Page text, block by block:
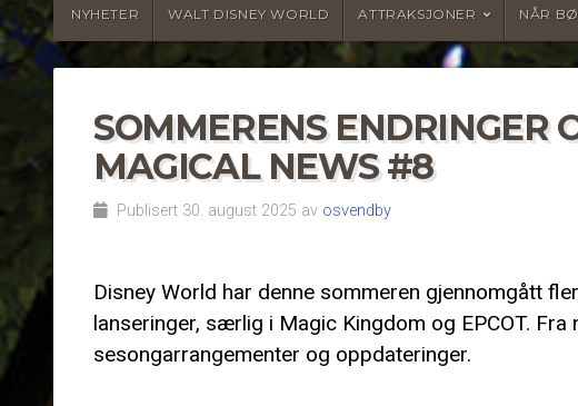
NYHETER WALT DISNEY WORLD ATTRAKSJONER NÅR
SOMMERENS ENDRINGER
MAGICAL NEWS #8
Publisert 30. august 2025 av osvendby
Disney World har denne sommeren gjennomgått
lanseringer, særlig i Magic Kingdom og EPCOT.
sesongarrangementer og oppdateringer.